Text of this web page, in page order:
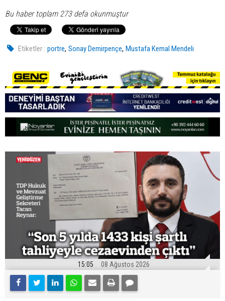
Bu haber toplam 273 defa okunmuştur
Etiketler : portre,Sonay Demirpençe,Mustafa Kemal Mendeli
15:05 08 Ağustos 2026